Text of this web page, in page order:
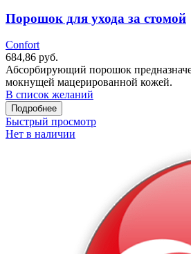
Порошок для ухода за стомой
Confort
684,86 руб.
Абсорбирующий порошок
мокнущей мацерированной кожей.
В список желаний
Подробнее
Быстрый просмотр
Нет в наличии